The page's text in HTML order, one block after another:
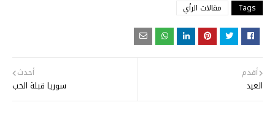
Tags مقالات الرأي
أحدث
سوريا قبلة الحب
أقدم
العيد